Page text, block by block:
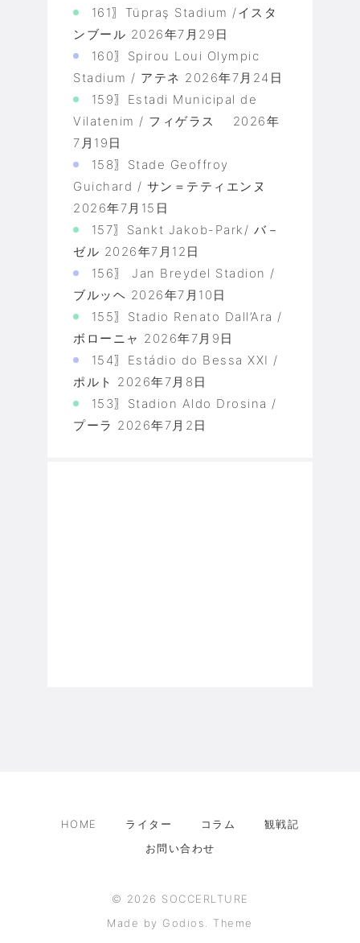
161〗Tüpraş Stadium /イスタ
ンブール 2026年7月29日
160〗Spirou Loui Olympic
Stadium / アテネ 2026年7月24日
159〗Estadi Municipal de
Vilatenim / フィゲラス
2026年
7月19日
158〗Stade Geoffroy
Guichard / サン＝テティエンヌ
2026年7月15日
157〗Sankt Jakob-Park/ バ－
ゼル 2026年7月12日
156〗 Jan Breydel Stadion /
ブルッヘ 2026年7月10日
155〗Stadio Renato Dall’Ara /
ボローニャ 2026年7月9日
154〗Estádio do Bessa XXI /
ポルト 2026年7月8日
153〗Stadion Aldo Drosina /
プーラ 2026年7月2日
HOME ライター コラム
観戦記
お問い合わせ
© 2026 SOCCERLTURE
Made by Godios. Theme